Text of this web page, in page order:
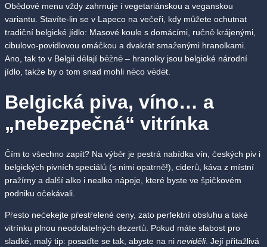
Obědové menu vždy zahrnuje i vegetariánskou a veganskou
variantu. Stavíte-lin se v Lapeco na večeři, kdy můžete ochutnat
tradiční belgické jídlo: Masové koule s domácími, ručně krájenými,
cibulovo-povidlovou omáčkou a dvakrát smaženými hranolkami.
Ano, tak to v Belgii dělají běžně – hranolky jsou belgické národní
jídlo, takže by o tom snad mohli něco vědět.
Belgická piva, víno… a
„nebezpečná“ vitrínka
Čím to všechno zapít? Na výběr je pestrá nabídka vín, českých piv i
belgických pivních speciálů (s nimi opatrně!), ciderů, káva z místní
pražírny a další alko i nealko nápoje, které byste ve špičkovém
podniku očekávali.
Přesto nečekejte přestřelené ceny, zato perfektní obsluhu a také
vitrínku plnou neodolatelných dezertů. Pokud máte slabost pro
sladké, malý tip: posaďte se tak, abyste na ni neviděli. Její přitažlivá